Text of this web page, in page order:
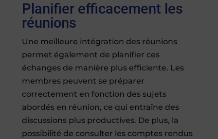
Planifier efficacement les
réunions
Une meilleure intégration des réunions
permet également de planifier ces
échanges de manière plus efficiente. Les
membres peuvent se préparer
correctement en fonction des sujets
abordés en réunion, ce qui entraîne des
discussions plus productives. De plus, la
possibilité de consulter les comptes rendus